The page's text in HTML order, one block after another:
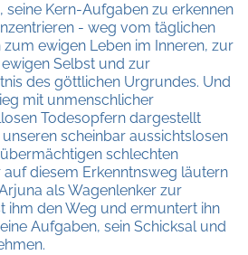
Kern-Aufgaben zu erkennen
- weg vom täglichen
ewigen Leben im Inneren, zur
Selbst und zur
des göttlichen Urgrundes. Und
mit unmenschlicher
Todesopfern dargestellt
scheinbar aussichtslosen
schlechten
auf diesem Erkenntnsweg läutern
als Wagenlenker zur
ihm den Weg und ermuntert ihn
Aufgaben, sein Schicksal und